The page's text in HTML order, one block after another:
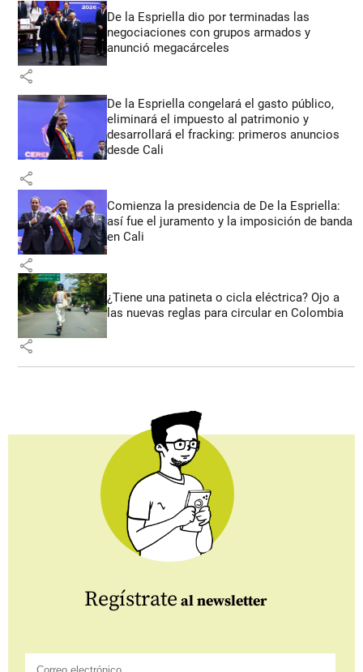
De la Espriella dio por terminadas las
negociaciones con grupos armados y
anunció megacárceles
share
De la Espriella congelará el gasto público,
eliminará el impuesto al patrimonio y
desarrollará el fracking: primeros anuncios
desde Cali
share
Comienza la presidencia de De la Espriella:
así fue el juramento y la imposición de banda
en Cali
share
¿Tiene una patineta o cicla eléctrica? Ojo a
las nuevas reglas para circular en Colombia
share
Regístrate al newsletter